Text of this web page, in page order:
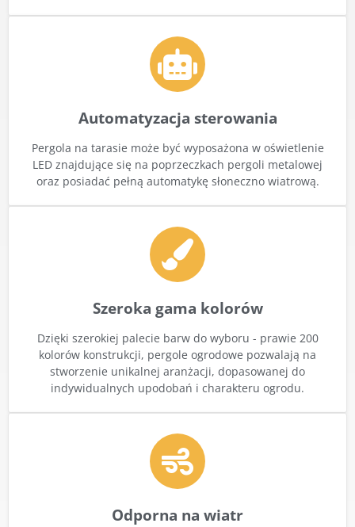
Automatyzacja sterowania
Pergola na tarasie może być wyposażona w oświetlenie
LED znajdujące się na poprzeczkach pergoli metalowej
oraz posiadać pełną automatykę słoneczno wiatrową.
Szeroka gama kolorów
Dzięki szerokiej palecie barw do wyboru - prawie 200
kolorów konstrukcji, pergole ogrodowe pozwalają na
stworzenie unikalnej aranżacji, dopasowanej do
indywidualnych upodobań i charakteru ogrodu.
Odporna na wiatr